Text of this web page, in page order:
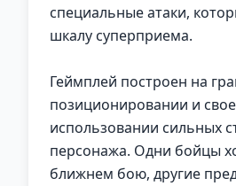
специальные атаки,
шкалу суперприема.
Геймплей построен на
позиционировании и
использовании сильных
персонажа. Одни бойцы
ближнем бою, другие